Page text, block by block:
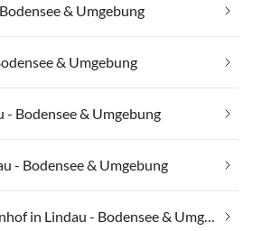
& Umgebung
& Umgebung
Bodensee & Umgebung
- Bodensee & Umgebung
Urlaub auf dem Bauernhof in Lindau - Bodensee & Umgebung